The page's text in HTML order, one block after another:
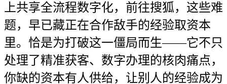
上共享全流程数字化，前往搜狐，这些难
题，早已藏正在合作敌手的经验取资本
里。恰是为打破这一僵局而生——它不只
处理了精准获客、数字办理的核肉痛点，
你缺的资本有人供给，让别人的经验成为